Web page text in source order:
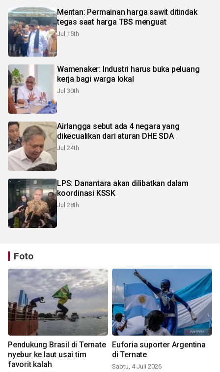
Mentan: Permainan harga sawit ditindak
tegas saat harga TBS menguat
Jul 15th
Wamenaker: Industri harus buka peluang
kerja bagi warga lokal
Jul 30th
Airlangga sebut ada 4 negara yang
dikecualikan dari aturan DHE SDA
Jul 24th
LPS: Danantara akan dilibatkan dalam
koordinasi KSSK
Jul 28th
Foto
Pendukung Brasil di Ternate
nyebur ke laut usai tim
favorit kalah
Euforia suporter Argentina
di Ternate
Sabtu, 4 Juli 2026